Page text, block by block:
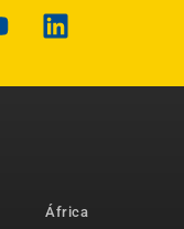
África